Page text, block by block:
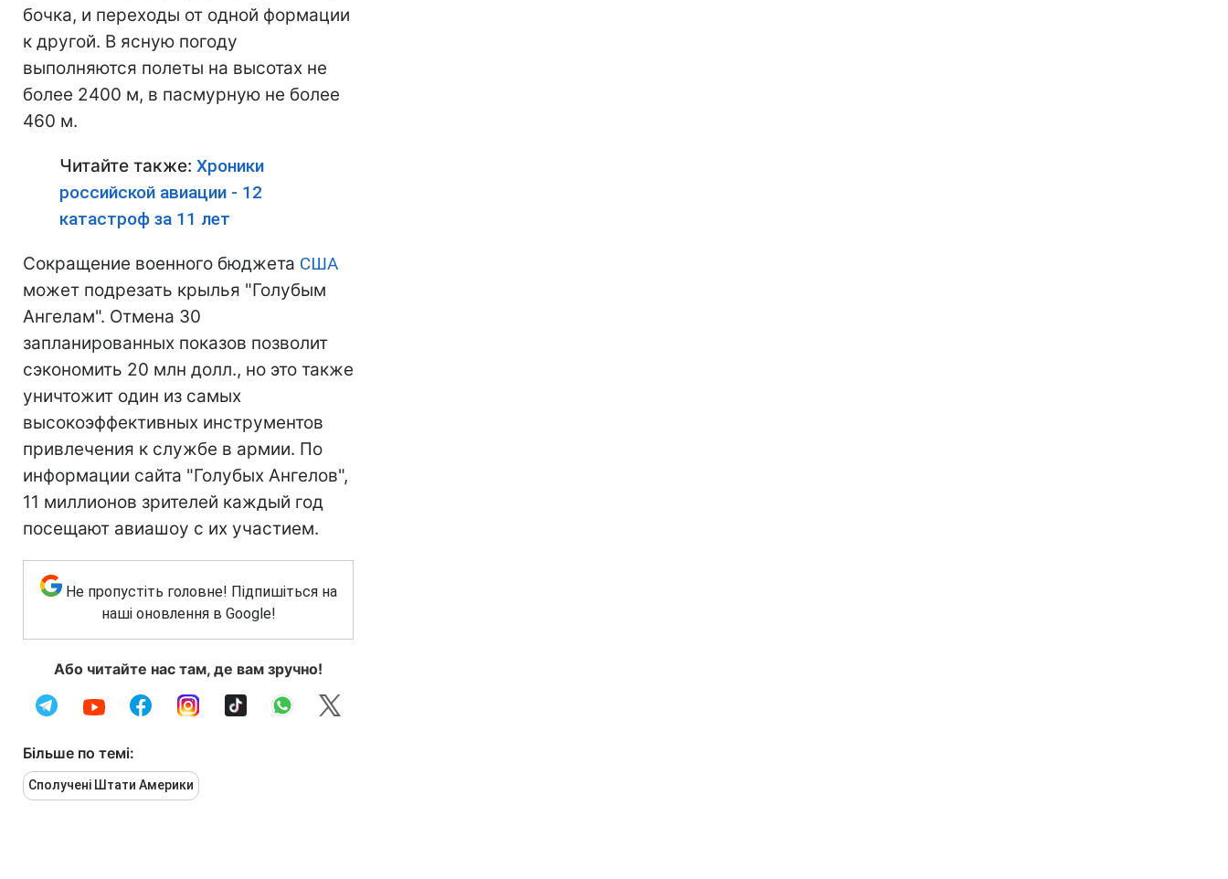
бочка, и переходы от одной формации
к другой. В ясную погоду
выполняются полеты на высотах не
более 2400 м, в пасмурную не более
460 м.
Читайте также: Хроники
российской авиации - 12
катастроф за 11 лет
Сокращение военного бюджета США
может подрезать крылья "Голубым
Ангелам". Отмена 30
запланированных показов позволит
сэкономить 20 млн долл., но это также
уничтожит один из самых
высокоэффективных инструментов
привлечения к службе в армии. По
информации сайта "Голубых Ангелов",
11 миллионов зрителей каждый год
посещают авиашоу с их участием.
Не пропустіть головне! Підпишіться на
наші оновлення в Google!
Або читайте нас там, де вам зручно!
Більше по темі:
Сполучені Штати Америки